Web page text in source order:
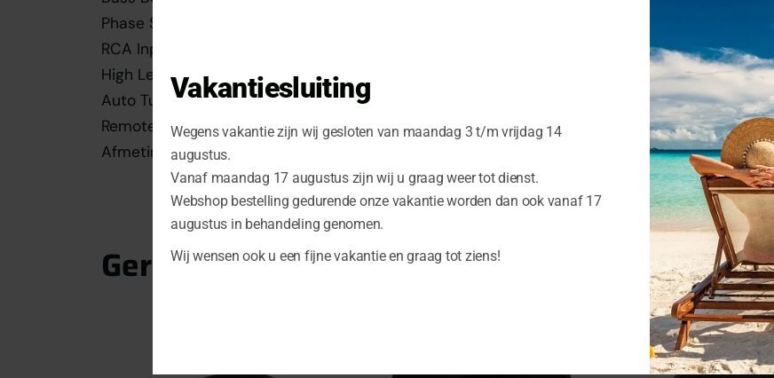
Phase Shift 0/180°
RCA Input
High Level Input
Auto Turn-On functie
Remote Controller voor Bass Boost, LPF en Phase
Afmetingen 360 x 145 mm
Gerelateerde producten
Vakantiesluiting
Wegens vakantie zijn wij gesloten van maandag 3 t/m vrijdag 14
augustus.
Vanaf maandag 17 augustus zijn wij u graag weer tot dienst.
Webshop bestelling gedurende onze vakantie worden dan ook vanaf 17
augustus in behandeling genomen.
Wij wensen ook u een fijne vakantie en graag tot ziens!